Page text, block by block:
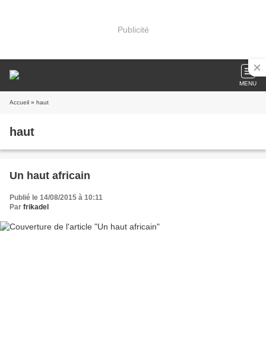
Publicité
MENU
Accueil » haut
haut
Un haut africain
Publié le 14/08/2015 à 10:11
Par frikadel